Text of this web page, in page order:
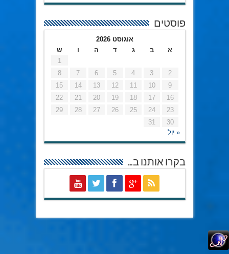
פוסטים
אוגוסט 2026
א
ב ג ד ה ו
ש
1
2
3
4
5
6
7
8
9
10
11
12
13
14
15
16
17
18
19
20
21
22
23
24
25
26
27
28
29
30
31
« יול
בקרו אותנו ב…